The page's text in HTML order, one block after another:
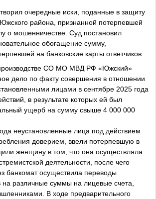
очередные иски, поданные в защиту
района, признанной потерпевшей
о мошенничестве. Суд постановил
обогащение сумму,
на банковские карты ответчиков
СО МО МВД РФ «Южский»
дело по факту совершения в отношении
лицами в сентябре 2025 года
в результате которых ей был
ущерб на сумму свыше 4 000 000
неустановленные лица под действием
доверием, ввели потерпевшую в
женщину в том, что она осуществляла
деятельности, после чего
банкомат осуществила переводы
на различные суммы на лицевые счета,
В ходе предварительного